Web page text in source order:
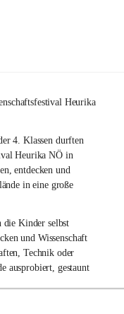
Heurika
4. Klassen durften
Heurika NÖ in
entdecken und
in eine große
die Kinder selbst
und Wissenschaft
Technik oder
ausprobiert, gestaunt
und